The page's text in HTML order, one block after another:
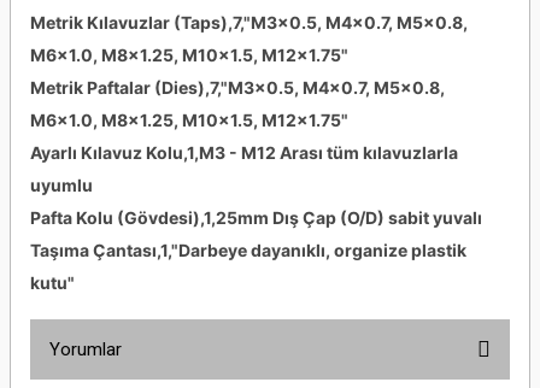
Metrik Kılavuzlar (Taps),7,"M3x0.5, M4x0.7, M5x0.8,
M6x1.0, M8x1.25, M10x1.5, M12x1.75"
Metrik Paftalar (Dies),7,"M3x0.5, M4x0.7, M5x0.8,
M6x1.0, M8x1.25, M10x1.5, M12x1.75"
Ayarlı Kılavuz Kolu,1,M3 - M12 Arası tüm kılavuzlarla
uyumlu
Pafta Kolu (Gövdesi),1,25mm Dış Çap (O/D) sabit yuvalı
Taşıma Çantası,1,"Darbeye dayanıklı, organize plastik
kutu"
Yorumlar